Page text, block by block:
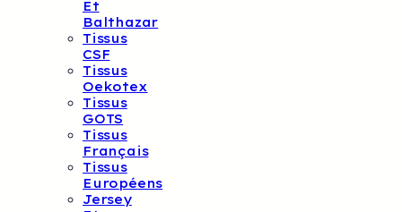
Et
Balthazar
Tissus
CSF
Tissus
Oekotex
Tissus
GOTS
Tissus
Français
Tissus
Européens
Jersey